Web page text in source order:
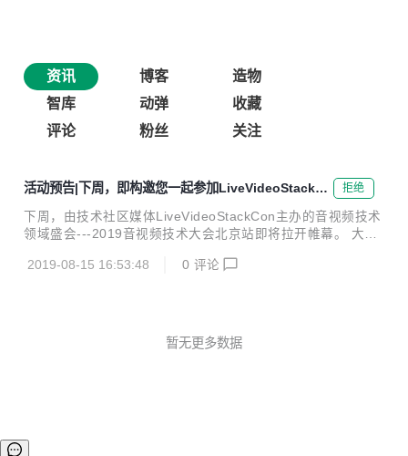
资讯 博客
造物
智库
动弹
收藏
评论
粉丝 关注
活动预告|下周，即构邀您一起参加LiveVideoStackCo
n音视频大会
拒绝
下周，由技术社区媒体LiveVideoStackCon主办的音视频技术
领域盛会---2019音视频技术大会北京站即将拉开帷幕。 大会
里、谷歌、新浪、360、哔哩哔哩等众多头部互联网企业音视
点：北京丽亭华苑酒店 即构展位：B8 即构科技（ZEGO）受
2019-08-15 16:53:48 0 评论
暂无更多数据